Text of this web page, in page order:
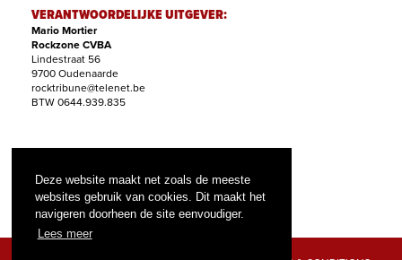
Deze website maakt net zoals de meeste
websites gebruik van cookies. Dit maakt het
navigeren doorheen de site eenvoudiger.
Lees meer
VERANTWOORDELIJKE UITGEVER:
Mario Mortier
Rockzone CVBA
Lindestraat 56
9700 Oudenaarde
rocktribune@telenet.be
BTW 0644.939.835
Filip Nollet
abonnementen@rock-tribune.com